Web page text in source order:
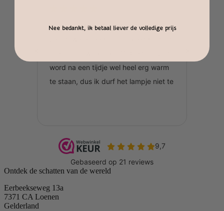
Ontdek de schatten van de wereld
Eerbeekseweg 13a
7371 CA Loenen
Gelderland
Nee bedankt, ik betaal liever de volledige prijs